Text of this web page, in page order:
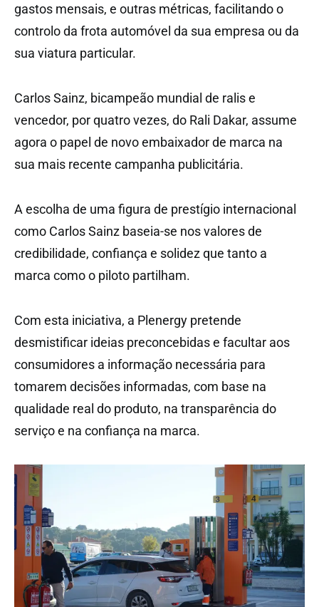
gastos mensais, e outras métricas, facilitando o
controlo da frota automóvel da sua empresa ou da
sua viatura particular.
Carlos Sainz, bicampeão mundial de ralis e
vencedor, por quatro vezes, do Rali Dakar, assume
agora o papel de novo embaixador de marca na
sua mais recente campanha publicitária.
A escolha de uma figura de prestígio internacional
como Carlos Sainz baseia-se nos valores de
credibilidade, confiança e solidez que tanto a
marca como o piloto partilham.
Com esta iniciativa, a Plenergy pretende
desmistificar ideias preconcebidas e facultar aos
consumidores a informação necessária para
tomarem decisões informadas, com base na
qualidade real do produto, na transparência do
serviço e na confiança na marca.